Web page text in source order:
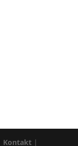
Kontakt |